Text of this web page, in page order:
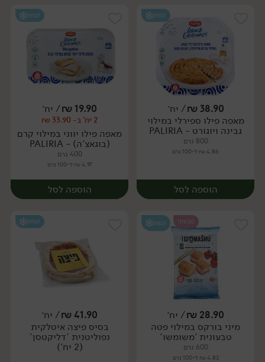
יח׳
קפוא
38.90
₪/ יח׳
מאפה פילו ספירלי במילוי
גבינה ויוגורט - PALIRIA
800 גרם
4.86 ₪ ל-100 גרם
הוספה לסל
יח׳
קפוא
19.90
₪/ יח׳
2 יח' ב- 33.90 ₪
מאפה פילו יווני במילוי קרם
(בוגאצ'ה) - PALIRIA
400 גרם
4.97 ₪ ל-100 גרם
הוספה לסל
יח׳
טבעוני קפוא
28.90
₪/ יח׳
מיני בורקס במילוי פטה
טבעונית 'משומשו'
600 גרם
4.82 ₪ ל-100 גרם
קפוא
41.90
₪/ יח׳
בסיס פיצה איטלקית
נפוליטנית 'דליקטסן'
(2 יח')